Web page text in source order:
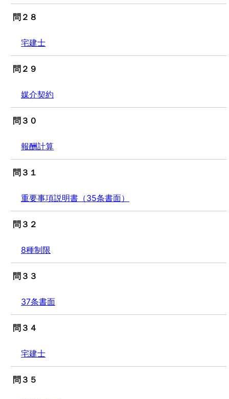
問２８
宅建士
問２９
媒介契約
問３０
報酬計算
問３１
重要事項説明書（35条書面）
問３２
8種制限
問３３
37条書面
問３４
宅建士
問３５